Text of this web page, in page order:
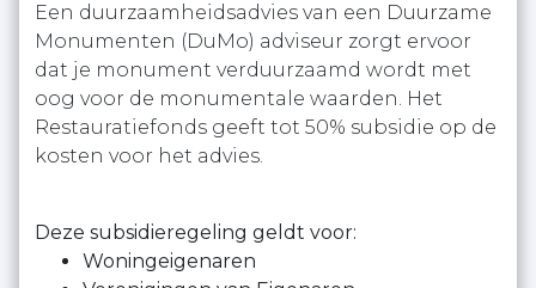
Een duurzaamheidsadvies van een Duurzame
Monumenten (DuMo) adviseur zorgt ervoor
dat je monument verduurzaamd wordt met
oog voor de monumentale waarden. Het
Restauratiefonds geeft tot 50% subsidie op de
kosten voor het advies.
Deze subsidieregeling geldt voor:
Woningeigenaren